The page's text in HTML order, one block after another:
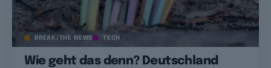
BREAK/THE NEWS TECH
Wie geht das denn? Deutschland